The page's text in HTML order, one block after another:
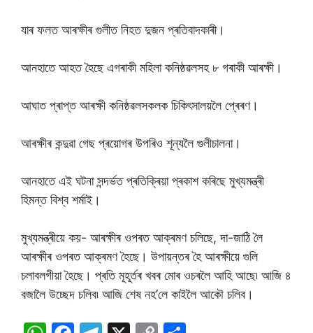
যাৰ ফলত আৰক্ষীৰ গুলীত নিহত দুজন প্ৰতিবাদকাৰী।
আনহাতে আহত হৈছে এগৰাকী মহিলা কনিষ্ঠৱলসহ ৮ গৰাকী আৰক্ষী।
আঘাত প্ৰাপ্ত আৰক্ষী কনিষ্ঠৱলসকলক চিকিৎসালয়লৈ প্ৰেৰণ।
আৰক্ষীৰ কন্দুৱা গেছ প্ৰয়োগৰ উপৰিও শূন্যলৈ গুলীচালনা।
আনহাতে এই ঘটনা সন্দৰ্ভত প্ৰতিক্ৰিয়া প্ৰকাশ কৰিছে মুখ্যমন্ত্ৰী
হিমন্ত বিশ্ব শৰ্মাই।
মুখ্যমন্ত্ৰীয়ে কয়- আৰক্ষীৰ ওপৰত আক্ৰমণ চলিছে, দা-জাঠি লৈ
আৰক্ষীৰ ওপৰত আক্ৰমণ হৈছে। উপায়ন্তৰ হৈ আৰক্ষীয়ে গুলি
চলাবলগীয়া হৈছে। প্ৰতি মূহূৰ্তৰ খবৰ মোৰ ওচৰলৈ আহি আছে৷ আজি ৪
বজালৈ উচ্ছেদ চলিব৷ আজি শেষ নহ’লে কাইলৈ আকৌ চলিব।